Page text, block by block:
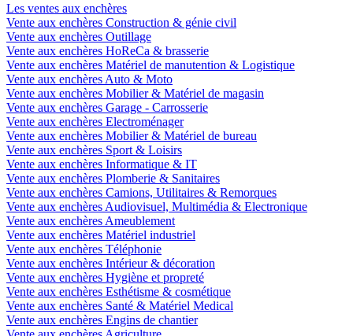
Les ventes aux enchères
Vente aux enchères Construction & génie civil
Vente aux enchères Outillage
Vente aux enchères HoReCa & brasserie
Vente aux enchères Matériel de manutention & Logistique
Vente aux enchères Auto & Moto
Vente aux enchères Mobilier & Matériel de magasin
Vente aux enchères Garage - Carrosserie
Vente aux enchères Electroménager
Vente aux enchères Mobilier & Matériel de bureau
Vente aux enchères Sport & Loisirs
Vente aux enchères Informatique & IT
Vente aux enchères Plomberie & Sanitaires
Vente aux enchères Camions, Utilitaires & Remorques
Vente aux enchères Audiovisuel, Multimédia & Electronique
Vente aux enchères Ameublement
Vente aux enchères Matériel industriel
Vente aux enchères Téléphonie
Vente aux enchères Intérieur & décoration
Vente aux enchères Hygiène et propreté
Vente aux enchères Esthétisme & cosmétique
Vente aux enchères Santé & Matériel Medical
Vente aux enchères Engins de chantier